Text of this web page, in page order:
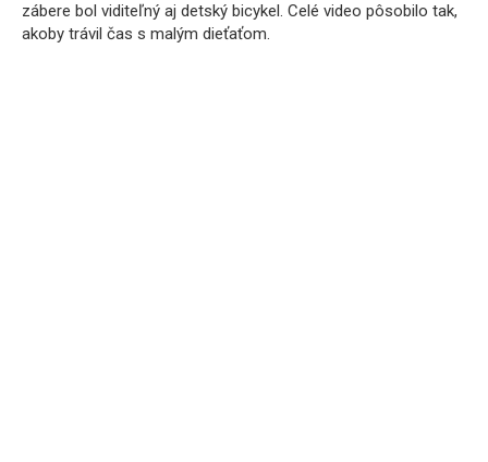
zábere bol viditeľný aj detský bicykel. Celé video pôsobilo tak,
akoby trávil čas s malým dieťaťom.